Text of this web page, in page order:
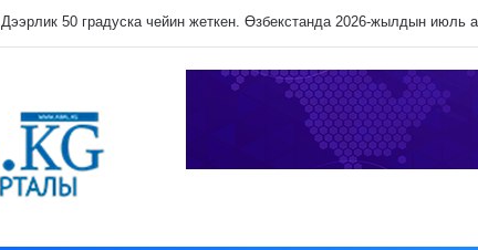
Президент ЕАЭБ өлкөлөрүнүн өкмөт башчылары менен жолукту